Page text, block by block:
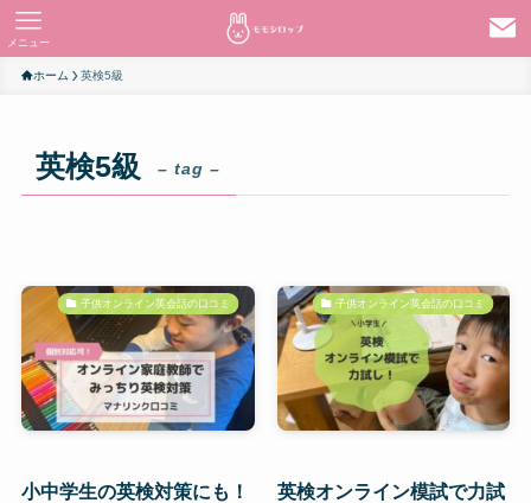
メニュー
ホーム 英検5級
英検5級 – tag –
子供オンライン英会話の口コミ
小中学生の英検対策にも！
子供オンライン英会話の口コミ
英検オンライン模試で力試